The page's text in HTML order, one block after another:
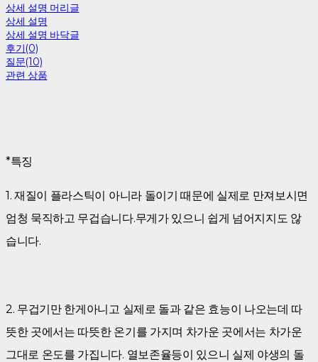
상세 설명 머리글
상세 설명
상세 설명 바닥글
후기(0)
질문(10)
관련 상품
*특징
1. 재질이 플라스틱이 아니라 돌이기 때문에 실제로 만져보시면
엄청 묵직하고 무겁습니다.무게가 있으니 쉽게 넘어지지도 않
습니다.
2. 무겁기만 한게아니고 실제로 돌과 같은 효능이 나오는데 따
뜻한 곳에서는 따뜻한 온기를 가지며 차가운 곳에서는 차가운
그대로 온도를 가집니다. 열보존율등이 있으니 실제 야생의 돌